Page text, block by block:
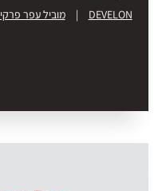
DEVELON
| מוביל עפר פרקי